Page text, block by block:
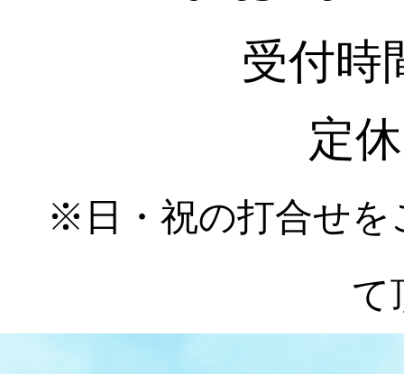
受付時
定
※日・祝の打合せを
て